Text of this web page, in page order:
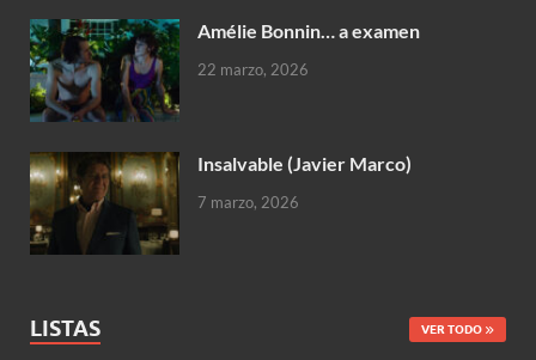
Amélie Bonnin… a examen
22 marzo, 2026
Insalvable (Javier Marco)
7 marzo, 2026
LISTAS VER TODO